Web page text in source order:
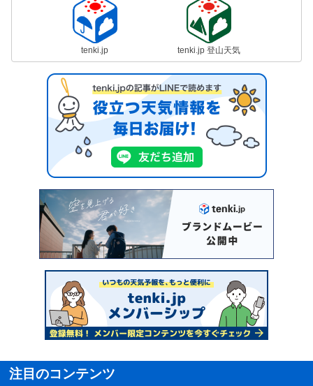
tenki.jp tenki.jp 登山天気
注目のコンテンツ